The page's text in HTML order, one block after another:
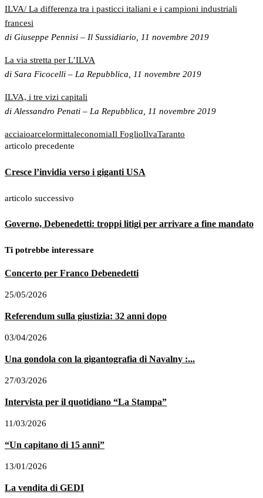
ILVA/ La differenza tra i pasticci italiani e i campioni industriali
francesi
di Giuseppe Pennisi – Il Sussidiario, 11 novembre 2019
La via stretta per L’ILVA
di Sara Ficocelli – La Repubblica, 11 novembre 2019
ILVA, i tre vizi capitali
di Alessandro Penati – La Repubblica, 11 novembre 2019
acciaioarcelormittaleconomiaIl FoglioIlvaTaranto
articolo precedente
Cresce l’invidia verso i giganti USA
articolo successivo
Governo, Debenedetti: troppi litigi per arrivare a fine mandato
Ti potrebbe interessare
Concerto per Franco Debenedetti
25/05/2026
Referendum sulla giustizia: 32 anni dopo
03/04/2026
Una gondola con la gigantografia di Navalny :...
27/03/2026
Intervista per il quotidiano “La Stampa”
11/03/2026
“Un capitano di 15 anni”
13/01/2026
La vendita di GEDI